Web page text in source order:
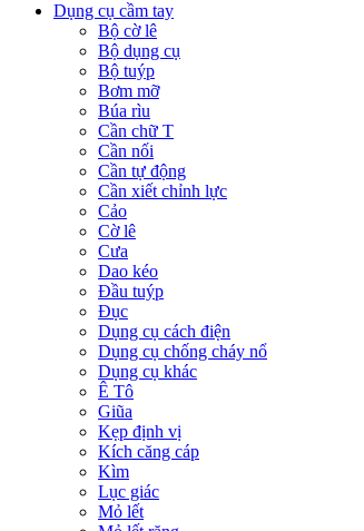
Dụng cụ cầm tay
Bộ cờ lê
Bộ dụng cụ
Bộ tuýp
Bơm mỡ
Búa rìu
Cần chữ T
Cần nối
Cần tự động
Cần xiết chỉnh lực
Cảo
Cờ lê
Cưa
Dao kéo
Đầu tuýp
Đục
Dụng cụ cách điện
Dụng cụ chống cháy nổ
Dụng cụ khác
Ê Tô
Giũa
Kẹp định vị
Kích căng cáp
Kìm
Lục giác
Mỏ lết